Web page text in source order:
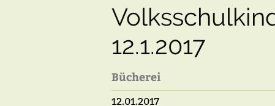
12.1.2017
Bücherei
12.01.2017